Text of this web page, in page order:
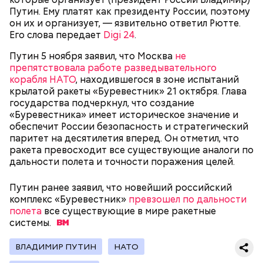
Путин. Ему платят как президенту России, поэтому
он их и организует, — язвительно ответил Рютте.
Его слова передает Digi 24.
Путин 5 ноября заявил, что Москва не
препятствовала работе разведывательного
корабля НАТО, находившегося в зоне испытаний
крылатой ракеты «Буревестник» 21 октября. Глава
государства подчеркнул, что создание
«Буревестника» имеет историческое значение и
обеспечит России безопасность и стратегический
паритет на десятилетия вперед. Он отметил, что
ракета превосходит все существующие аналоги по
дальности полета и точности поражения целей.
Путин ранее заявил, что новейший российский
комплекс «Буревестник» превзошел по дальности
полета все существующие в мире ракетные
системы.
ВЛАДИМИР ПУТИН НАТО
Фото: Shutterstock
кровью дракона. Они же используют ее в
медицинских целях и красят ей ткань и волосы.
Он находился на посту менеджера, занимался
наймом персонала и продажей продуктов. В 2000
году Балмер сменил Билла Гейтса на посту
генерального директора. Им он оставался до 2014
года, после чего ушел с поста, но остался
держателем акций компании. Сейчас его состояние
оценивается в 126 миллиардов долларов.
Окружающие отмечали, что Носс была в здравом
возрасте 117 лет ей сообщили, что она теперь
является старейшим из ныне живущих людей,
женщина с улыбкой ответила: «Ну и что?». Сама
Носс отмечала, что секрет ее долголетия
активности и отсутствии беспокойства по поводу
возраста. Однако стоит отметить, что ей в том
Канэ Танака (119 лет)